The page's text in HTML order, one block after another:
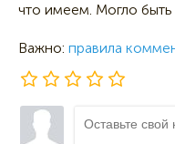
что имеем. Могло быть
Важно: правила